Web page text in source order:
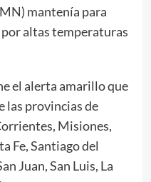
mantenía para
altas temperaturas
el alerta amarillo que
las provincias de
Misiones,
Fe, Santiago del
Juan, San Luis, La